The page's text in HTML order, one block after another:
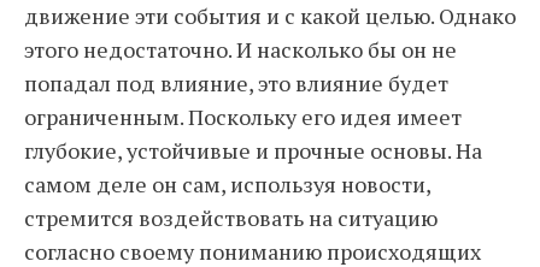
движение эти события и с какой целью. Однако
этого недостаточно. И насколько бы он не
попадал под влияние, это влияние будет
ограниченным. Поскольку его идея имеет
глубокие, устойчивые и прочные основы. На
самом деле он сам, используя новости,
стремится воздействовать на ситуацию
согласно своему пониманию происходящих